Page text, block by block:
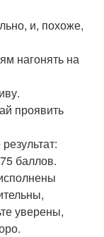
и, похоже,
нагонять на
проявить
баллов.
уверены,